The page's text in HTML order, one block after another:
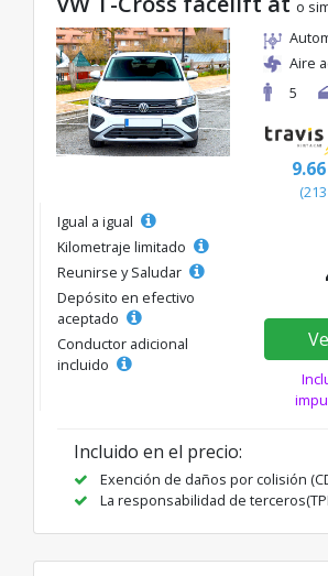
o
Aire
5
9.66
Igual a igual
Kilometraje limitado
Reunirse y Saludar
Depósito en efectivo
aceptado
Conductor adicional
incluido
Incluido en el precio:
Exención de daños por colisión
La responsabilidad de